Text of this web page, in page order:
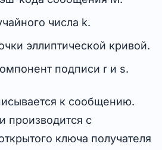
числа k.
эллиптической кривой.
подписи r и s.
к сообщению.
производится с
ключа получателя